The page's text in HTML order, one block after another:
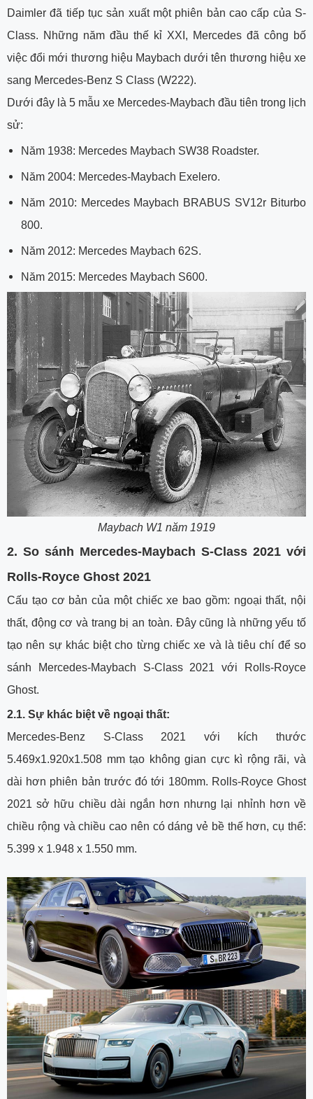
Daimler đã tiếp tục sản xuất một phiên bản cao cấp của S-
Class. Những năm đầu thế kỉ XXI, Mercedes đã công bố
việc đổi mới thương hiệu Maybach dưới tên thương hiệu xe
sang Mercedes-Benz S Class (W222).
Dưới đây là 5 mẫu xe Mercedes-Maybach đầu tiên trong lịch
sử:
Năm 1938: Mercedes Maybach SW38 Roadster.
Năm 2004: Mercedes-Maybach Exelero.
Năm 2010: Mercedes Maybach BRABUS SV12r Biturbo
800.
Năm 2012: Mercedes Maybach 62S.
Năm 2015: Mercedes Maybach S600.
Maybach W1 năm 1919
2. So sánh Mercedes-Maybach S-Class 2021 với
Rolls-Royce Ghost 2021
Cấu tạo cơ bản của một chiếc xe bao gồm: ngoại thất, nội
thất, động cơ và trang bị an toàn. Đây cũng là những yếu tố
tạo nên sự khác biệt cho từng chiếc xe và là tiêu chí để so
sánh Mercedes-Maybach S-Class 2021 với Rolls-Royce
Ghost.
2.1. Sự khác biệt về ngoại thất:
Mercedes-Benz S-Class 2021 với kích thước
5.469x1.920x1.508 mm tạo không gian cực kì rộng rãi, và
dài hơn phiên bản trước đó tới 180mm. Rolls-Royce Ghost
2021 sở hữu chiều dài ngắn hơn nhưng lại nhỉnh hơn về
chiều rộng và chiều cao nên có dáng vẻ bề thế hơn, cụ thể:
5.399 x 1.948 x 1.550 mm.